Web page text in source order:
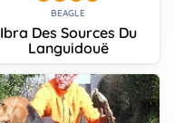
BEAGLE
Ibra Des Sources Du
Languidouë